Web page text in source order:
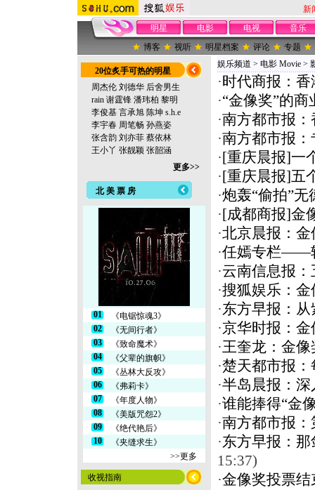
新
明星
电影 电视
音乐
博客
视听 明星档案 评论 专题
20位炙手可热的明星
周杰伦 刘德华 后舍男生
rain 谢霆锋 潘玮柏 黎明
李俊基 言承旭 陈坤 s.h.e
李宇春 周笔畅 孙燕姿
张含韵 刘亦菲 蔡依林
王小丫 张靓颖 张韶涵
更多>>
北 美 票 房
01
《电锯惊魂3》
02
《无间行者》
03
《致命魔术》
04
《父辈的旗帜》
05
《丛林大反攻》
06
《弗莉卡》
07
《年度人物》
08
《美版咒怨2》
09
《绝代艳后》
10
《夹缝求生》
>>更多
收视指南
娱乐频道 > 电影 Movie >
· 时代商报：
·“金像奖”的
·南方都市报
·南方都市报
· [重庆晨报]一
· [重庆晨报]五
·炮轰“偷拍”无
· [成都商报]金
·北京晨报：
·任嫣专栏——
·云南信息报
·搜狐娱乐：
·东方早报：
·京华时报：
·王奎龙：金
·楚天都市报
·半岛晨报：
·谁能捧得“金
·南方都市报：
·东方早报：
15:37)
·金像奖投票